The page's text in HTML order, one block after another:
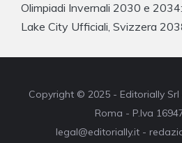
Olimpiadi Invernali 2030 e
Lake City Ufficiali, Svizzera
Copyright © 2025 - Editorially Srl
Roma - P.Iva
legal@editorially.it -